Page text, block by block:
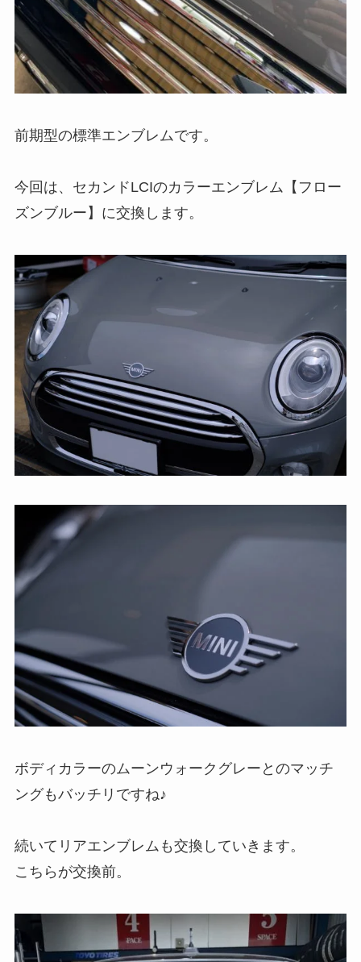
前期型の標準エンブレムです。
今回は、セカンドLCIのカラーエンブレム【フロー
ズンブルー】に交換します。
ボディカラーのムーンウォークグレーとのマッチ
ングもバッチリですね♪
続いてリアエンブレムも交換していきます。
こちらが交換前。